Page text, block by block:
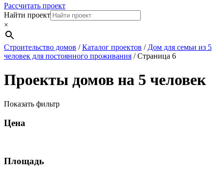
Рассчитать проект
Найти проект
×
Строительство домов /Каталог проектов / Дом для семьи из 5
человек для постоянного проживания /Страница 6
Проекты домов на 5 человек
Показать фильтр
Цена
Площадь